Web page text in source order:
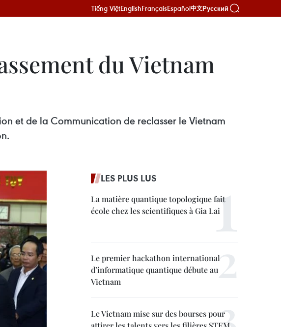
Tiếng ViệtEnglishFrançaisEspañol中文Русский
du Vietnam
et de la Communication de reclasser le Vietnam
LES PLUS LUS
La matière quantique topologique fait
école chez les scientifiques à Gia Lai
Le premier hackathon international
d’informatique quantique débute au
Vietnam
Le Vietnam mise sur des bourses pour